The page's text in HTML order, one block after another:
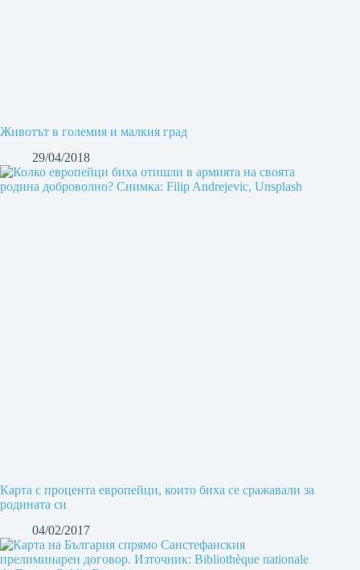
Животът в големия и малкия град
29/04/2018
Карта с процента европейци, които биха се сражавали за
родината си
04/02/2017